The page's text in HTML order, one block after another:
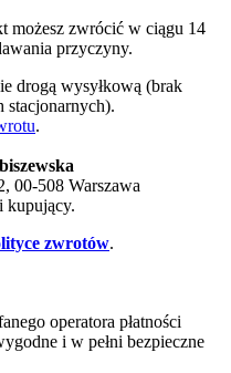
możesz zwrócić w ciągu 14
przyczyny.
drogą wysyłkową (brak
stacjonarnych).
.
00-508 Warszawa
kupujący.
zwrotów.
operatora płatności
i w pełni bezpieczne